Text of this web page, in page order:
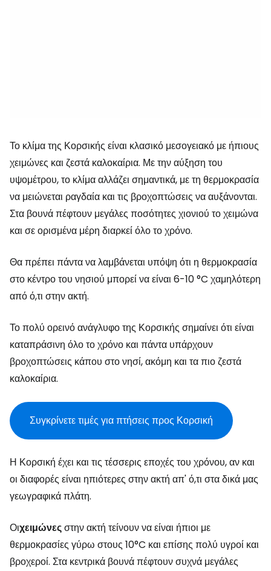
Το κλίμα της Κορσικής είναι κλασικό μεσογειακό με ήπιους
χειμώνες και ζεστά καλοκαίρια. Με την αύξηση του
υψομέτρου, το κλίμα αλλάζει σημαντικά, με τη θερμοκρασία
να μειώνεται ραγδαία και τις βροχοπτώσεις να αυξάνονται.
Στα βουνά πέφτουν μεγάλες ποσότητες χιονιού το χειμώνα
και σε ορισμένα μέρη διαρκεί όλο το χρόνο.
Θα πρέπει πάντα να λαμβάνεται υπόψη ότι η θερμοκρασία
στο κέντρο του νησιού μπορεί να είναι 6-10 °C χαμηλότερη
από ό,τι στην ακτή.
Το πολύ ορεινό ανάγλυφο της Κορσικής σημαίνει ότι είναι
καταπράσινη όλο το χρόνο και πάντα υπάρχουν
βροχοπτώσεις κάπου στο νησί, ακόμη και τα πιο ζεστά
καλοκαίρια.
Συγκρίνετε τιμές για πτήσεις προς Κορσική
Η Κορσική έχει και τις τέσσερις εποχές του χρόνου, αν και
οι διαφορές είναι ηπιότερες στην ακτή απ' ό,τι στα δικά μας
γεωγραφικά πλάτη.
Οιχειμώνεςστην ακτή τείνουν να είναι ήπιοι με
θερμοκρασίες γύρω στους 10°C και επίσης πολύ υγροί και
βροχεροί. Στα κεντρικά βουνά πέφτουν συχνά μεγάλες